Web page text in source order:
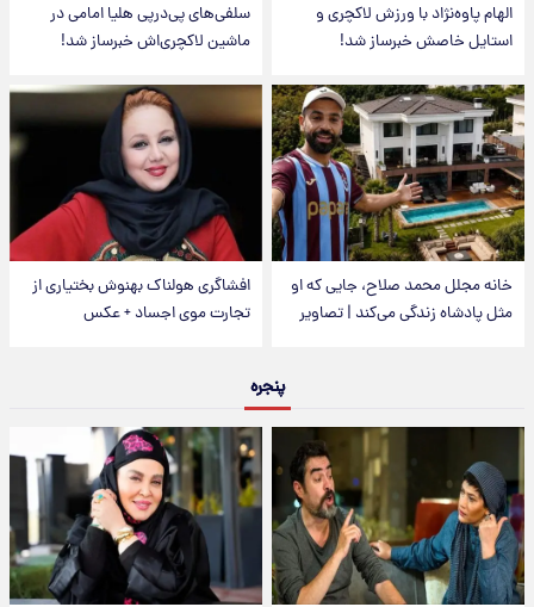
الهام پاوه‌نژاد با ورزش لاکچری و
استایل خاصش خبرساز شد!
سلفی‌های پی‌درپی هلیا امامی در
ماشین لاکچری‌اش خبرساز شد!
خانه مجلل محمد صلاح، جایی که او
مثل پادشاه زندگی می‌کند | تصاویر
افشاگری هولناک بهنوش بختیاری از
تجارت موی اجساد + عکس
پنجره